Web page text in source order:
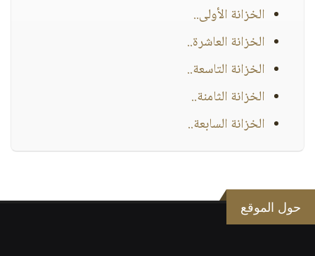
الخزانة الأولى..
الخزانة العاشرة..
الخزانة التاسعة..
الخزانة الثامنة..
الخزانة السابعة..
حول الموقع